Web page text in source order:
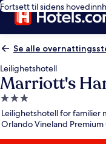
Fortsett til sidens
Se alle
Leilighetshotell
Marriott's
Overnattingssted
med
3.0
stjerner
Leilighetshotell for familier
Orlando Vineland